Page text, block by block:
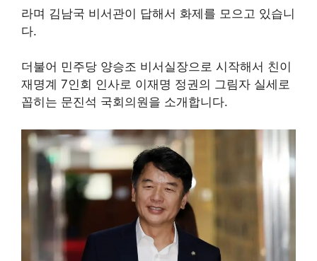
라며 김남국 비서관이 답해서 화제를 모으고 있습니
다.
더불어 민주당 양승조 비서실장으로 시작해서 친이
재명계 7인회 인사로 이재명 정권의 그림자 실세로
꼽히는 문진석 국회의원을 소개합니다.